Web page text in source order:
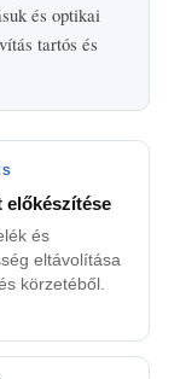
és optikai
tartós és
előkészítése
és
eltávolítása
körzetéből.